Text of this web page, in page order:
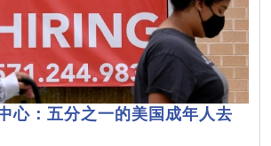
心：五分之一的美国成年人去